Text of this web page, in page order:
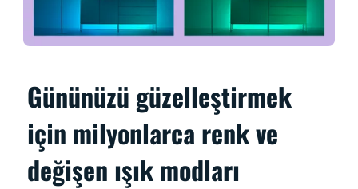
Gününüzü güzelleştirmek
için milyonlarca renk ve
değişen ışık modları